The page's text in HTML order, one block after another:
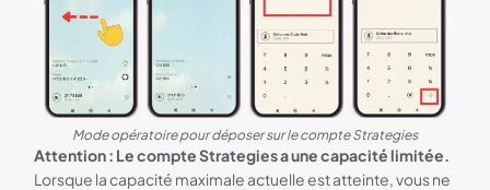
Mode opératoire pour déposer sur le compte Strategies
Attention : Le compte Strategies a une capacité limitée.
Lorsque la capacité maximale actuelle est atteinte, vous ne